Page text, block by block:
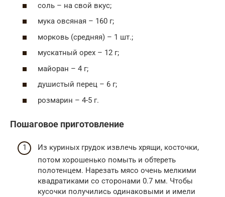
соль – на свой вкус;
мука овсяная – 160 г;
морковь (средняя) – 1 шт.;
мускатный орех – 12 г;
майоран – 4 г;
душистый перец – 6 г;
розмарин – 4-5 г.
Пошаговое приготовление
Из куриных грудок извлечь хрящи, косточки,
потом хорошенько помыть и обтереть
полотенцем. Нарезать мясо очень мелкими
квадратиками со сторонами 0.7 мм. Чтобы
кусочки получились одинаковыми и имели